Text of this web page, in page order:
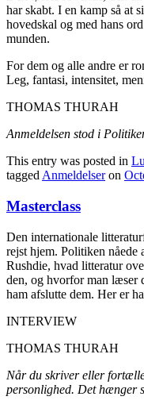
har skabt. I en kamp så at
hovedskal og med hans
munden.
For dem og alle andre er
Leg, fantasi, intensitet,
THOMAS THURAH
Anmeldelsen stod i
This entry was posted in
tagged Anmeldelseron
Masterclass
Den internationale
rejst hjem. Politiken nåede
Rushdie, hvad litteratur
den, og hvorfor man læser
ham afslutte dem. Her er
INTERVIEW
THOMAS THURAH
Når du skriver eller
personlighed. Det hænger